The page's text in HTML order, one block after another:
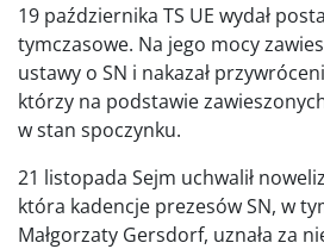
19 października TS UE wydał
tymczasowe. Na jego mocy
ustawy o SN i nakazał
którzy na podstawie
w stan spoczynku.
21 listopada Sejm uchwalił
która kadencje prezesów SN, w
Małgorzaty Gersdorf, uznała za